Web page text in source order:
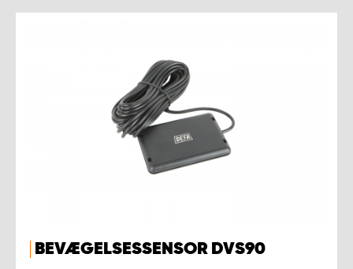
BEVÆGELSESSENSOR DVS90